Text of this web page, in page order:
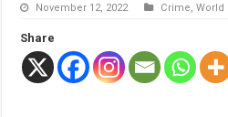
November 12, 2022 Crime,World
Share